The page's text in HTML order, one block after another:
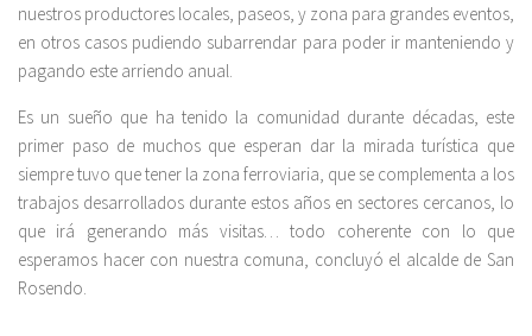
nuestros productores locales, paseos, y zona para grandes eventos,
en otros casos pudiendo subarrendar para poder ir manteniendo y
pagando este arriendo anual.
Es un sueño que ha tenido la comunidad durante décadas, este
primer paso de muchos que esperan dar la mirada turística que
siempre tuvo que tener la zona ferroviaria, que se complementa a los
trabajos desarrollados durante estos años en sectores cercanos, lo
que irá generando más visitas… todo coherente con lo que
esperamos hacer con nuestra comuna, concluyó el alcalde de San
Rosendo.